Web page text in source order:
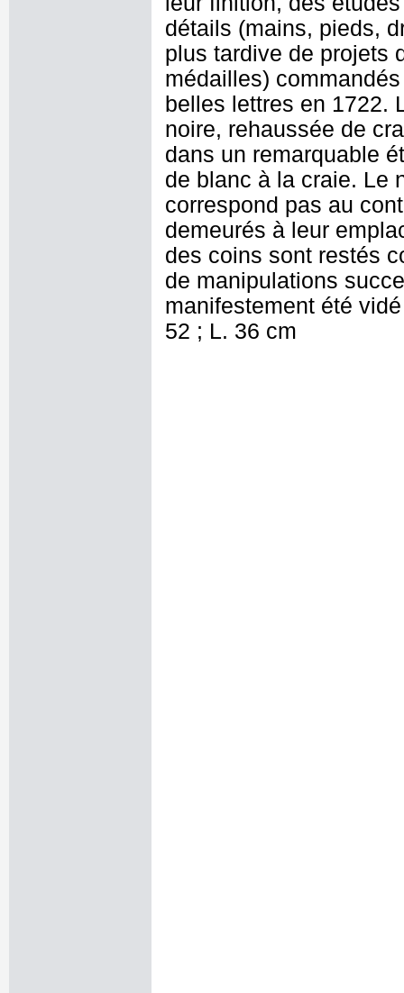
détails (mains, pieds,
plus tardive de projets
médailles)
belles lettres en 1722.
noire, rehaussée de
dans un remarquable
de blanc à la craie. Le
correspond pas au
demeurés à leur
des coins sont restés
de manipulations
manifestement été
52 ; L. 36 cm